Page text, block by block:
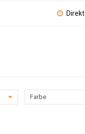
Farbe